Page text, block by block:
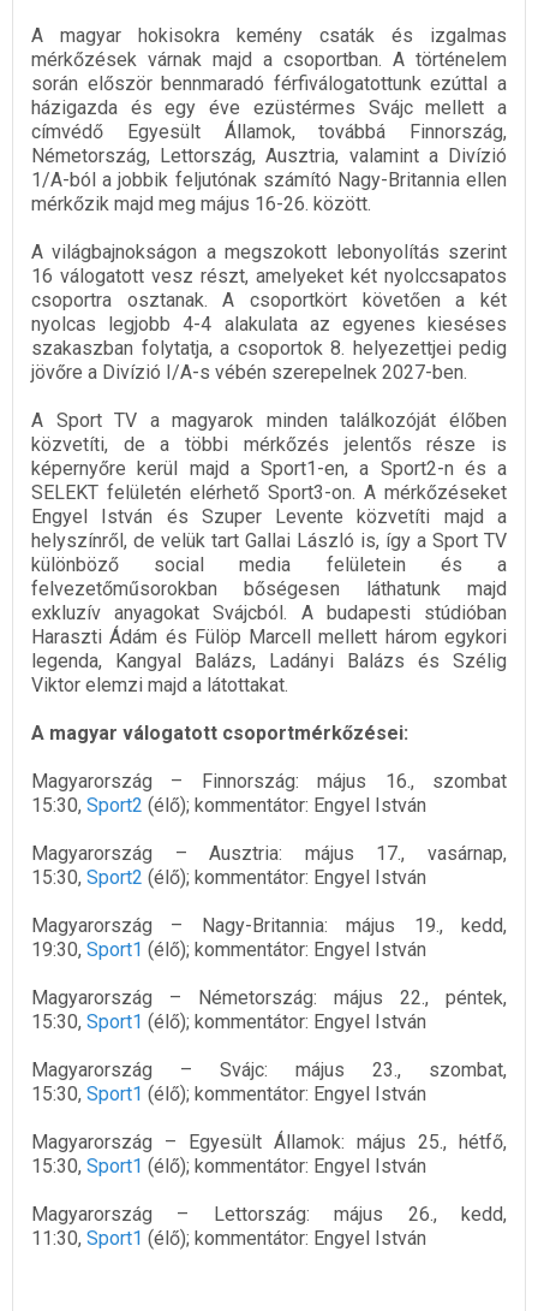
A magyar hokisokra kemény csaták és izgalmas
mérkőzések várnak majd a csoportban. A történelem
során először bennmaradó férfiválogatottunk ezúttal a
házigazda és egy éve ezüstérmes Svájc mellett a
címvédő Egyesült Államok, továbbá Finnország,
Németország, Lettország, Ausztria, valamint a Divízió
1/A-ból a jobbik feljutónak számító Nagy-Britannia ellen
mérkőzik majd meg május 16-26. között.
A világbajnokságon a megszokott lebonyolítás szerint
16 válogatott vesz részt, amelyeket két nyolccsapatos
csoportra osztanak. A csoportkört követően a két
nyolcas legjobb 4-4 alakulata az egyenes kieséses
szakaszban folytatja, a csoportok 8. helyezettjei pedig
jövőre a Divízió I/A-s vébén szerepelnek 2027-ben.
A Sport TV a magyarok minden találkozóját élőben
közvetíti, de a többi mérkőzés jelentős része is
képernyőre kerül majd a Sport1-en, a Sport2-n és a
SELEKT felületén elérhető Sport3-on. A mérkőzéseket
Engyel István és Szuper Levente közvetíti majd a
helyszínről, de velük tart Gallai László is, így a Sport TV
különböző social media felületein és a
felvezetőműsorokban bőségesen láthatunk majd
exkluzív anyagokat Svájcból. A budapesti stúdióban
Haraszti Ádám és Fülöp Marcell mellett három egykori
legenda, Kangyal Balázs, Ladányi Balázs és Szélig
Viktor elemzi majd a látottakat.
A magyar válogatott csoportmérkőzései:
Magyarország – Finnország: május 16., szombat
15:30, Sport2 (élő); kommentátor: Engyel István
Magyarország – Ausztria: május 17., vasárnap,
15:30, Sport2 (élő); kommentátor: Engyel István
Magyarország – Nagy-Britannia: május 19., kedd,
19:30, Sport1 (élő); kommentátor: Engyel István
Magyarország – Németország: május 22., péntek,
15:30, Sport1 (élő); kommentátor: Engyel István
Magyarország – Svájc: május 23., szombat,
15:30, Sport1 (élő); kommentátor: Engyel István
Magyarország – Egyesült Államok: május 25., hétfő,
15:30, Sport1 (élő); kommentátor: Engyel István
Magyarország – Lettország: május 26., kedd,
11:30, Sport1 (élő); kommentátor: Engyel István